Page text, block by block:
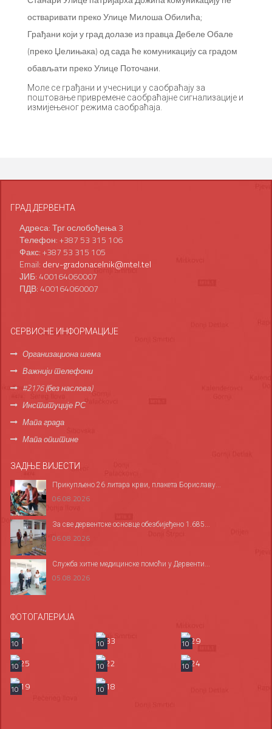
остваривати преко Улице Милоша Обилића;
Грађани који у град долазе из правца Дебеле Обале
(преко Џелињака) од сада ће комуникацију са градом
обављати преко Улице Поточани.
Моле се грађани и учесници у саобраћају за
поштовање привремене саобраћајне сигнализације и
измијењеног режима саобраћаја.
ГРАД ДЕРВЕНТА
Адреса: Трг ослобођења 3
Телефон: +387 53 315 106
Факс: +387 53 315 105
Email: derv-gradonacelnik@mtel.tel
ЈИБ: 400164060007
ПДВ: 400164060007
СЕРВИСНЕ ИНФОРМАЦИЈЕ
Организациона шема
Важнији телефони
#2176 (без наслова)
Институције РС
Мапа града
Мапа општине
ЗАДЊЕ ВИЈЕСТИ
Прикупљено 26 литара крви, плакета Бориславу...
06.08.2026
За све дервентске основце обезбијеђено 1.685...
06.08.2026
Служба хитне медицинске помоћи у Дервенти...
05.08.2026
ФОТОГАЛЕРИЈА
10 10
10
10
10
10
10
10